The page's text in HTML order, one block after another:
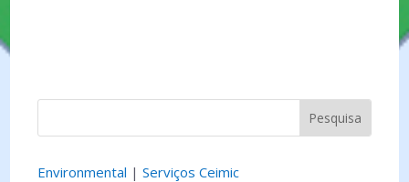
Environmental |Serviços Ceimic